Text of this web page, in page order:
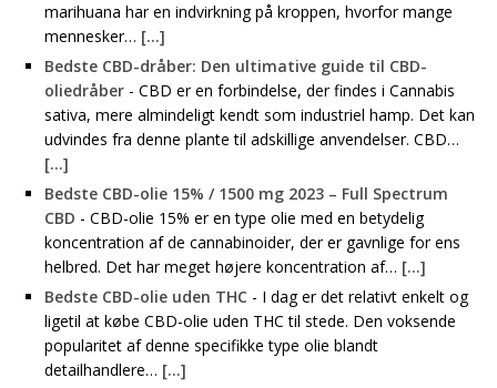
marihuana har en indvirkning på kroppen, hvorfor mange
mennesker… [...]
Bedste CBD-dråber: Den ultimative guide til CBD-
oliedråber - CBD er en forbindelse, der findes i Cannabis
sativa, mere almindeligt kendt som industriel hamp. Det kan
udvindes fra denne plante til adskillige anvendelser. CBD…
[...]
Bedste CBD-olie 15% / 1500 mg 2023 – Full Spectrum
CBD - CBD-olie 15% er en type olie med en betydelig
koncentration af de cannabinoider, der er gavnlige for ens
helbred. Det har meget højere koncentration af… [...]
Bedste CBD-olie uden THC - I dag er det relativt enkelt og
ligetil at købe CBD-olie uden THC til stede. Den voksende
popularitet af denne specifikke type olie blandt
detailhandlere… [...]